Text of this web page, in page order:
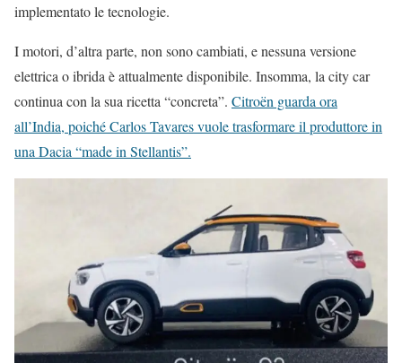
implementato le tecnologie.
I motori, d’altra parte, non sono cambiati, e nessuna versione
elettrica o ibrida è attualmente disponibile. Insomma, la city car
continua con la sua ricetta “concreta”. Citroën guarda ora
all’India, poiché Carlos Tavares vuole trasformare il produttore in
una Dacia “made in Stellantis”.